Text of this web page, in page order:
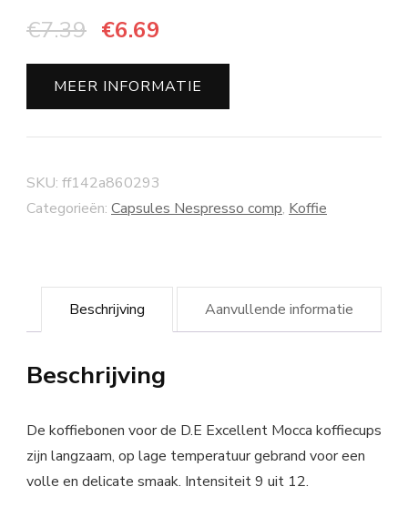
€7.39 Oorspronkelijke
prijs
was:
€7.39.
€6.69
prijs
is:
€6.69.
MEER INFORMATIE
SKU: ff142a860293
Categorieën: Capsules Nespresso comp, Koffie
Beschrijving Aanvullende informatie
Beschrijving
De koffiebonen voor de D.E Excellent Mocca koffiecups
zijn langzaam, op lage temperatuur gebrand voor een
volle en delicate smaak. Intensiteit 9 uit 12.